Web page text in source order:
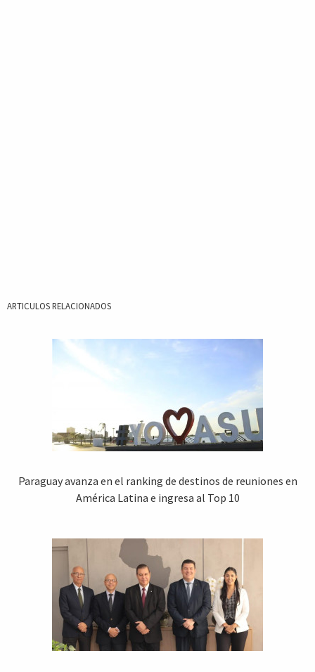
ARTICULOS RELACIONADOS
Paraguay avanza en el ranking de destinos de reuniones en
América Latina e ingresa al Top 10